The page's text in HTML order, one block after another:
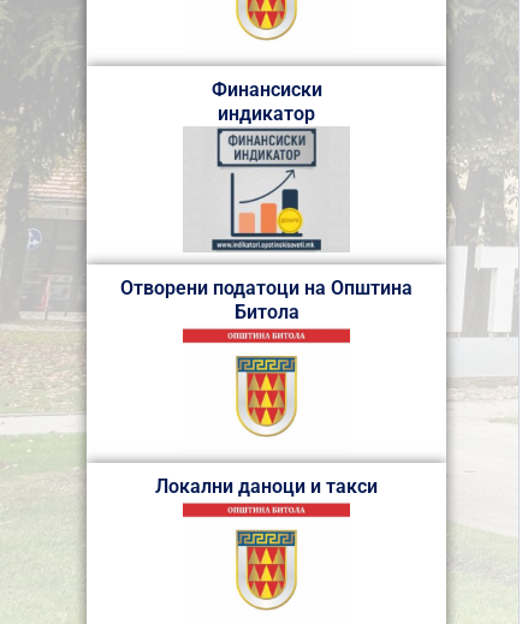
Финансиски
индикатор
Отворени податоци на Општина
Битола
Локални даноци и такси